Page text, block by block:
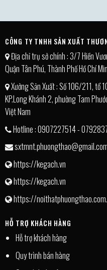
CÔNG TY TNHH SẢN XUẤT
Địa chỉ trụ sở chính : 3/7 Hiền
Quận Tân Phú, Thành Phố Hồ Chí
Xưởng Sản Xuất : Số 106/211, tổ
KP.Long Khánh 2, phường Tam
Việt Nam
Hotline : 0907227514 -
https://kegach.vn
https://kegach.vn
https://
HỖ TRỢ KHÁCH HÀNG
Hỗ trợ khách hàng
Quy trình bán hàng